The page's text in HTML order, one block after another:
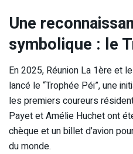
Une
symbolique : le
En 2025, Réunion La 1ère et
lancé le “Trophée Péi”, une
les premiers coureurs
Payet et Amélie Huchet ont
chèque et un billet d’avion
du monde.